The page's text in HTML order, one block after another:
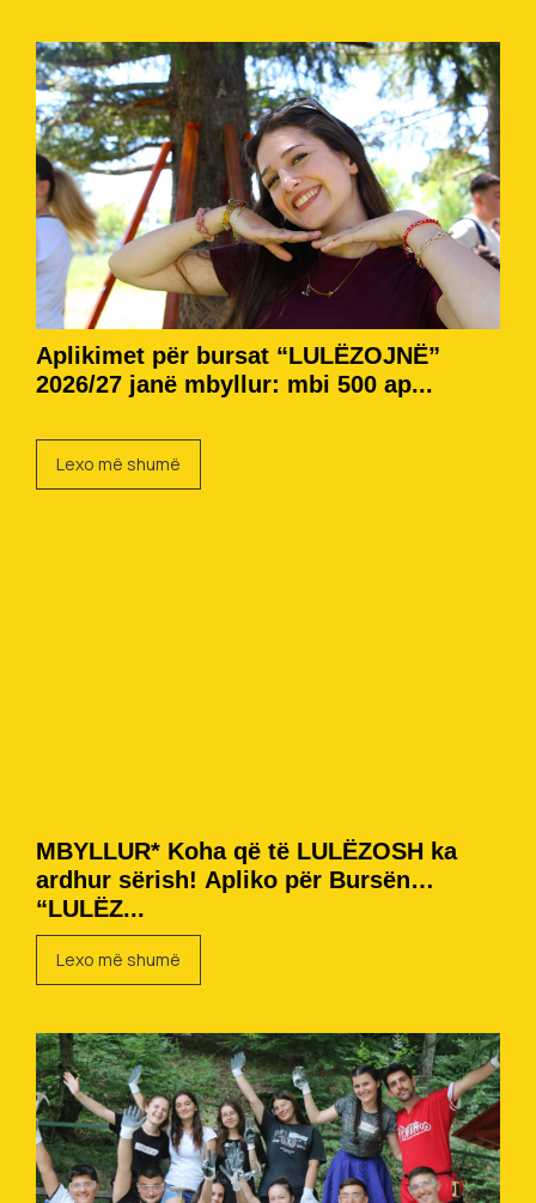
Aplikimet për bursat “LULËZOJNË”
2026/27 janë mbyllur: mbi 500 ap...
Lexo më shumë
MBYLLUR* Koha që të LULËZOSH ka
ardhur sërish! Apliko për Bursën
“LULËZ...
Lexo më shumë